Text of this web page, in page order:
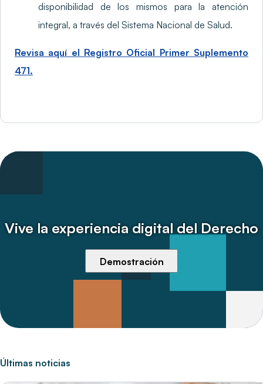
disponibilidad de los mismos para la atención
integral, a través del Sistema Nacional de Salud.
Revisa aquí el Registro Oficial Primer Suplemento
471.
Vive la experiencia digital del Derecho
Demostración
Últimas noticias